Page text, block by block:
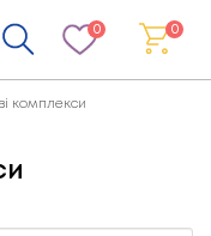
0 0
комплекси